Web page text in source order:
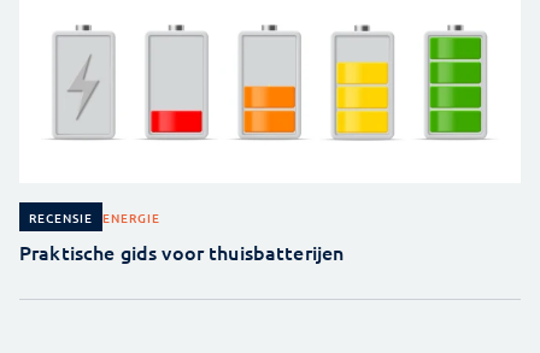
RECENSIE ENERGIE
Praktische gids voor thuisbatterijen